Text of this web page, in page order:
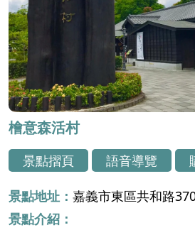
檜意森活村
景點摺頁 語音導覽
景點地址： 嘉義市東區共和路
景點介紹：